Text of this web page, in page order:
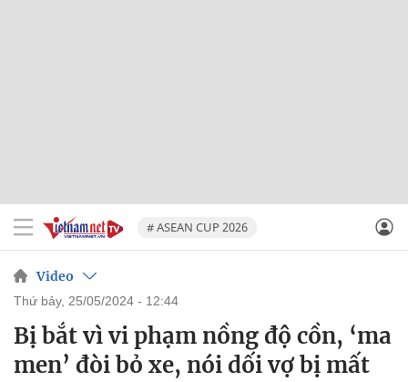
# ASEAN CUP 2026
Video
thứ bảy, 25/05/2024 - 12:44
Bị bắt vì vi phạm nồng độ cồn, ‘ma
men’ đòi bỏ xe, nói dối vợ bị mất